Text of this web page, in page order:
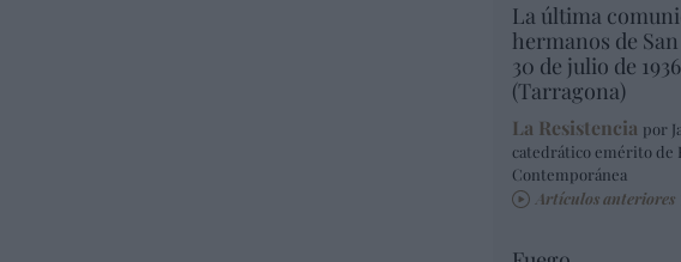
La última
hermanos de
30 de julio de
(Tarragona)
La Resistencia por
catedrático emérito de
Contemporánea
Artículos anteriores